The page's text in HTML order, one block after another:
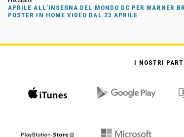
APRILE ALL’INSEGNA DEL MONDO DC PER WARNER
POSTER IN HOME VIDEO DAL 23 APRILE
I NOSTRI